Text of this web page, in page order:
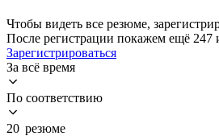
Чтобы видеть все резюме,
После регистрации покажем ещё 247
Зарегистрироваться
За всё время
По соответствию
20 резюме